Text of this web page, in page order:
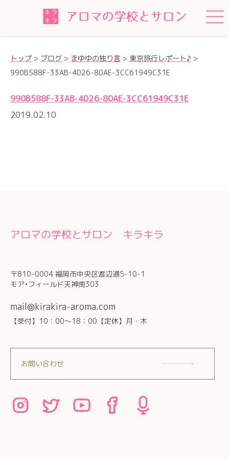
トップ > ブログ > まゆゆの独り言 > 東京旅行レポート♪ >
990B588F-33AB-4D26-80AE-3CC61949C31E
990B588F-33AB-4D26-80AE-3CC61949C31E
2019.02.10
アロマの学校とサロン キラキラ
〒810-0004 福岡市中央区渡辺通5-10-1
モア•フィールド天神南303
mail@kirakira-aroma.com
【受付】10：00～18：00【定休】月・木
お問い合わせ